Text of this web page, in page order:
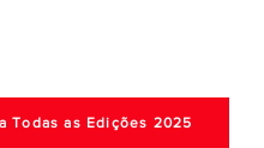
Todas as Edições 2025